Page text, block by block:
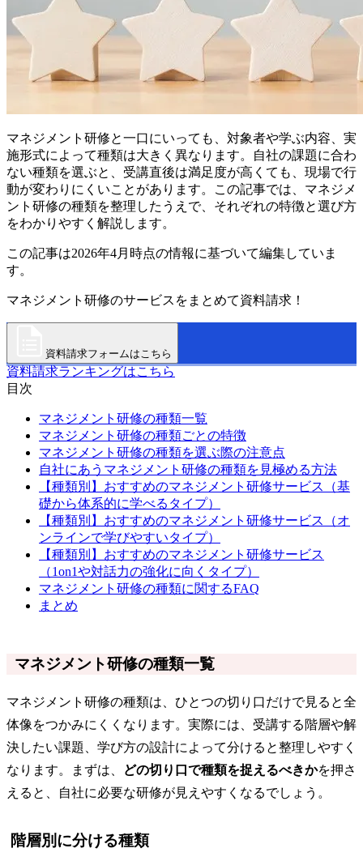
マネジメント研修と一口にいっても、対象者や学ぶ内容、実
施形式によって種類は大きく異なります。自社の課題に合わ
ない種類を選ぶと、受講直後は満足度が高くても、現場で行
動が変わりにくいことがあります。この記事では、マネジメ
ント研修の種類を整理したうえで、それぞれの特徴と選び方
をわかりやすく解説します。
この記事は2026年4月時点の情報に基づいて編集していま
す。
マネジメント研修のサービスをまとめて資料請求！
資料請求フォームはこちら
資料請求ランキングはこちら
目次
マネジメント研修の種類一覧
マネジメント研修の種類ごとの特徴
マネジメント研修の種類を選ぶ際の注意点
自社にあうマネジメント研修の種類を見極める方法
【種類別】おすすめのマネジメント研修サービス（基
礎から体系的に学べるタイプ）
【種類別】おすすめのマネジメント研修サービス（オ
ンラインで学びやすいタイプ）
【種類別】おすすめのマネジメント研修サービス
（1on1や対話力の強化に向くタイプ）
マネジメント研修の種類に関するFAQ
まとめ
マネジメント研修の種類一覧
マネジメント研修の種類は、ひとつの切り口だけで見ると全
体像をつかみにくくなります。実際には、受講する階層や解
決したい課題、学び方の設計によって分けると整理しやすく
なります。まずは、
どの切り口で種類を捉えるべきかを押さ
えると、自社に必要な研修が見えやすくなるでしょう。
階層別に分ける種類